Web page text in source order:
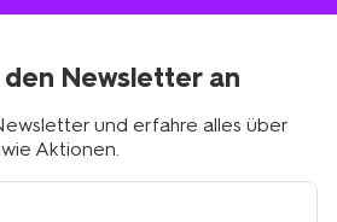
Newsletter an
und erfahre alles über
Aktionen.